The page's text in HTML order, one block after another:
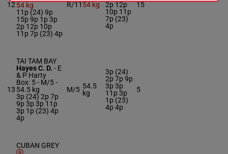
1254 kg
11p (24) 9p
15p 9p 1p 3p
2p 12p 10p
11p 7p (23) 4p
R/1154 kg
2p 12p
10p 11p
7p (23)
4p
15
13
TAI TAM BAY
Hayes C. D. - E
& P Harty
Box: 5 - M/5 -
54.5 kg
3p (24) 2p 7p
9p 3p 3p 11p
3p 1p (23) 4p
4p
M/5 54.5
kg
3p (24)
2p 7p 9p
3p 3p
11p 3p
1p (23)
4p 4p
5
CUBAN GREY